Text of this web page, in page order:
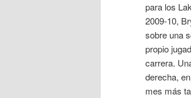
para los
2009-10,
sobre una
propio
carrera.
derecha,
mes más